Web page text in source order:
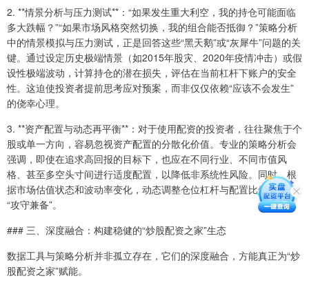
2. **情景分析与压力测试**：“如果发生重大利空，我的持仓可能面临
多大跌幅？”“如果市场风格突然切换，我的组合能否抵御？”策略分析
中的情景模拟与压力测试，正是回答这些“黑天鹅”或“灰犀牛”问题的关
键。通过设定历史极端情景（如2015年股灾、2020年疫情冲击）或假
设性极端波动，计算持仓的潜在损失，评估在当前杠杆下账户的安全
性。这迫使投资者提前思考应对预案，而非仅仅依赖“应该不会发生”
的侥幸心理。
3. **资产配置与动态再平衡**：对于使用配资的投资者，往往聚焦于个
股或单一方向，容易忽视资产配置的分散化价值。专业的策略分析会
强调，即使在追求高回报的目标下，也应在不同行业、不同市值风
格、甚至多空头寸间进行适度配置，以降低非系统性风险。同时，根
据市场估值状态和波动率变化，动态调整仓位杠杆与配置比例，实现
“攻守兼备”。
### 三、深度融合：构建稳健的“炒股配资之家”生态
数据工具与策略分析并非孤立存在，它们的深度融合，方能真正为“炒
股配资之家”赋能。